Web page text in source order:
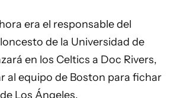
era el responsable del
de la Universidad de
en los Celtics a Doc Rivers,
al equipo de Boston para fichar
Los Ángeles.